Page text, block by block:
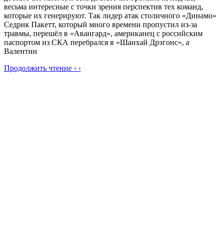
весьма интересные с точки зрения перспектив тех команд,
которые их генерируют. Так лидер атак столичного «Динамо»
Седрик Пакетт, который много времени пропустил из-за
травмы, перешёл в «Авангард», американец с российским
паспортом из СКА перебрался в «Шанхай Дрэгонс», а
Валентин
Продолжить чтение › ›